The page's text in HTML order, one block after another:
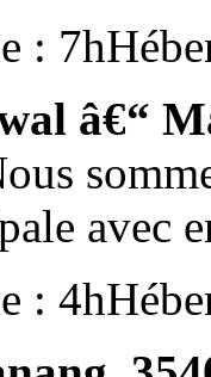
: 7h
â€“
avec
: 4h